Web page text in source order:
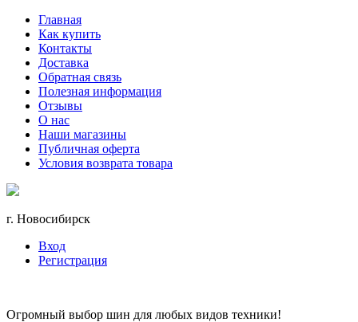
Главная
Как купить
Контакты
Доставка
Обратная связь
Полезная информация
Отзывы
О нас
Наши магазины
Публичная оферта
Условия возврата товара
г. Новосибирск
Вход
Регистрация
Огромный выбор шин для любых видов техники!